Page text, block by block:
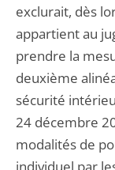
exclurait, dès
appartient au
prendre la
deuxième
sécurité
24 décembre
modalités de